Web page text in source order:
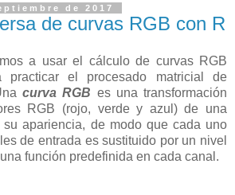
de 2017
de curvas RGB con R
a usar el cálculo de curvas RGB
practicar el procesado matricial de
curva RGB es una transformación
RGB (rojo, verde y azul) de una
su apariencia, de modo que cada uno
de entrada es sustituido por un nivel
función predefinida en cada canal.